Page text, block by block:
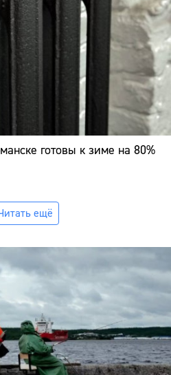
готовы к зиме на 80%
ещё